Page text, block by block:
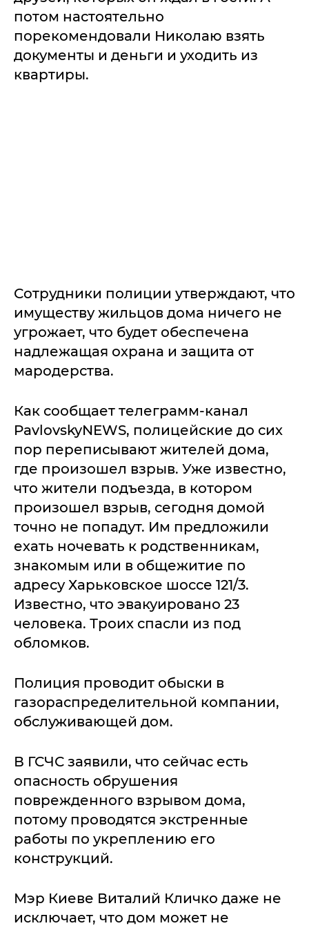
потом настоятельно
порекомендовали Николаю взять
документы и деньги и уходить из
квартиры.
Сотрудники полиции утверждают, что
имуществу жильцов дома ничего не
угрожает, что будет обеспечена
надлежащая охрана и защита от
мародерства.
Как сообщает телеграмм-канал
PavlovskyNEWS, полицейские до сих
пор переписывают жителей дома,
где произошел взрыв. Уже известно,
что жители подъезда, в котором
произошел взрыв, сегодня домой
точно не попадут. Им предложили
ехать ночевать к родственникам,
знакомым или в общежитие по
адресу Харьковское шоссе 121/3.
Известно, что эвакуировано 23
человека. Троих спасли из под
обломков.
Полиция проводит обыски в
газораспределительной компании,
обслуживающей дом.
В ГСЧС заявили, что сейчас есть
опасность обрушения
поврежденного взрывом дома,
потому проводятся экстренные
работы по укреплению его
конструкций.
Мэр Киеве Виталий Кличко даже не
исключает, что дом может не